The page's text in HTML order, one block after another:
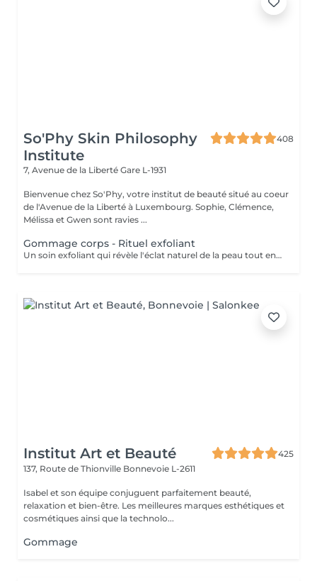
So'Phy Skin Philosophy
Institute
408
7, Avenue de la Liberté Gare L-1931
Bienvenue chez So'Phy, votre institut de beauté situé au coeur
de l'Avenue de la Liberté à Luxembourg. Sophie, Clémence,
Mélissa et Gwen sont ravies ...
Gommage corps - Rituel exfoliant
Un soin exfoliant qui révèle l'éclat naturel de la peau tout en offrant un véritable moment de détente. Le gommage permet d'éliminer les cellules mortes, d'affiner le grain de peau et de laisser la peau plus douce et lumineuse. Selon vos préférences, vous pouvez choisir entre un gommage au savon noir, pour une exfoliation enveloppante et purifiante, ou un gommage à grains, pour une action plus tonique et efficace. La senteur sélectionnée accompagne l'ensemble du soin et prolonge l'expérience, avec la possibilité d'ajouter une huile de massage pour un moment encore plus enveloppant. La peau est douce, lisse et délicatement parfumée, le corps détendu et l'esprit apaisé. Un soin idéal pour préparer la peau, la sublimer ou simplement s'offrir un moment pour soi.
Institut Art et Beauté
425
137, Route de Thionville Bonnevoie L-2611
Isabel et son équipe conjuguent parfaitement beauté,
relaxation et bien-être. Les meilleures marques esthétiques et
cosmétiques ainsi que la technolo...
Gommage